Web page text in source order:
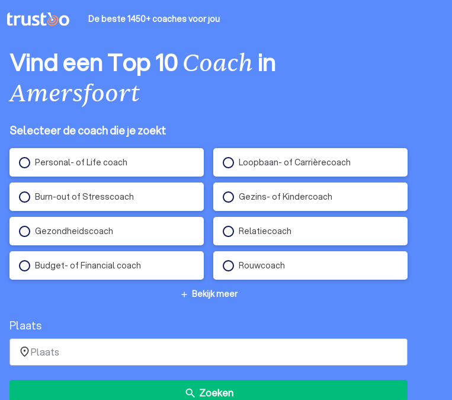
De beste 1450+ coachesvoor jou
Vind een Top 10Coach in
Amersfoort
Selecteer de coach die je zoekt
Personal- of Life coach Loopbaan- of Carrièrecoach
Burn-out of Stresscoach Gezins- of Kindercoach
Gezondheidscoach Relatiecoach
Budget- of Financial coach Rouwcoach
add Bekijk meer
Plaats
place
search Zoeken